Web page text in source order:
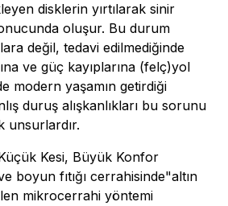
disklerin yırtılarak sinir
oluşur. Bu durum
değil, tedavi edilmediğinde
ve güç kayıplarına (felç)yol
modern yaşamın getirdiği
duruş alışkanlıkları bu sorunu
unsurlardır.
Kesi, Büyük Konfor
boyun fıtığı cerrahisinde"altın
mikrocerrahi yöntemi